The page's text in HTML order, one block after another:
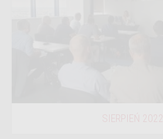
SIERPIEŃ 2022